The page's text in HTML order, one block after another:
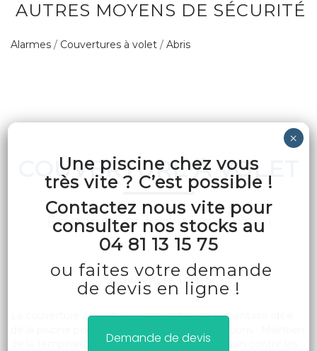
AUTRES MOYENS DE SÉCURITÉ
Alarmes / Couvertures à volet / Abris
COUVERTURE À VOLET
Efficacité et facilité d'emploi
La couverture à volet, équipement complémentaire idéal
de la température de l’eau, protection du bassin contre les
Une piscine chez vous
très vite ? C’est possible !
Contactez nous vite pour
consulter nos stocks au
04 81 13 15 75
ou faites votre demande
de devis en ligne !
Demande de devis